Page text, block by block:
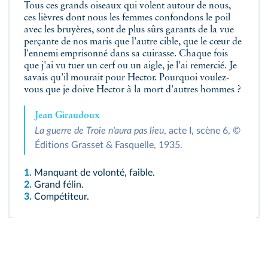
Tous ces grands oiseaux qui volent autour de nous,
ces lièvres dont nous les femmes confondons le poil
avec les bruyères, sont de plus sûrs garants de la vue
perçante de nos maris que l'autre cible, que le cœur de
l'ennemi emprisonné dans sa cuirasse. Chaque fois
que j'ai vu tuer un cerf ou un aigle, je l'ai remercié. Je
savais qu'il mourait pour Hector. Pourquoi voulez-
vous que je doive Hector à la mort d'autres hommes ?
Jean Giraudoux
La guerre de Troie n'aura pas lieu, acte I, scène 6, ©
Éditions Grasset & Fasquelle, 1935.
1. Manquant de volonté, faible.
2. Grand félin.
3. Compétiteur.